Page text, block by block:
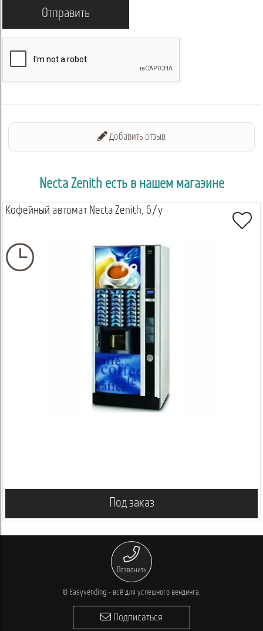
Отправить
Добавить отзыв
Necta Zenith есть в нашем магазине
Кофейный автомат Necta Zenith, б/у
Под заказ
Позвонить
© Easyvending - всё для успешного вендинга.
Подписаться